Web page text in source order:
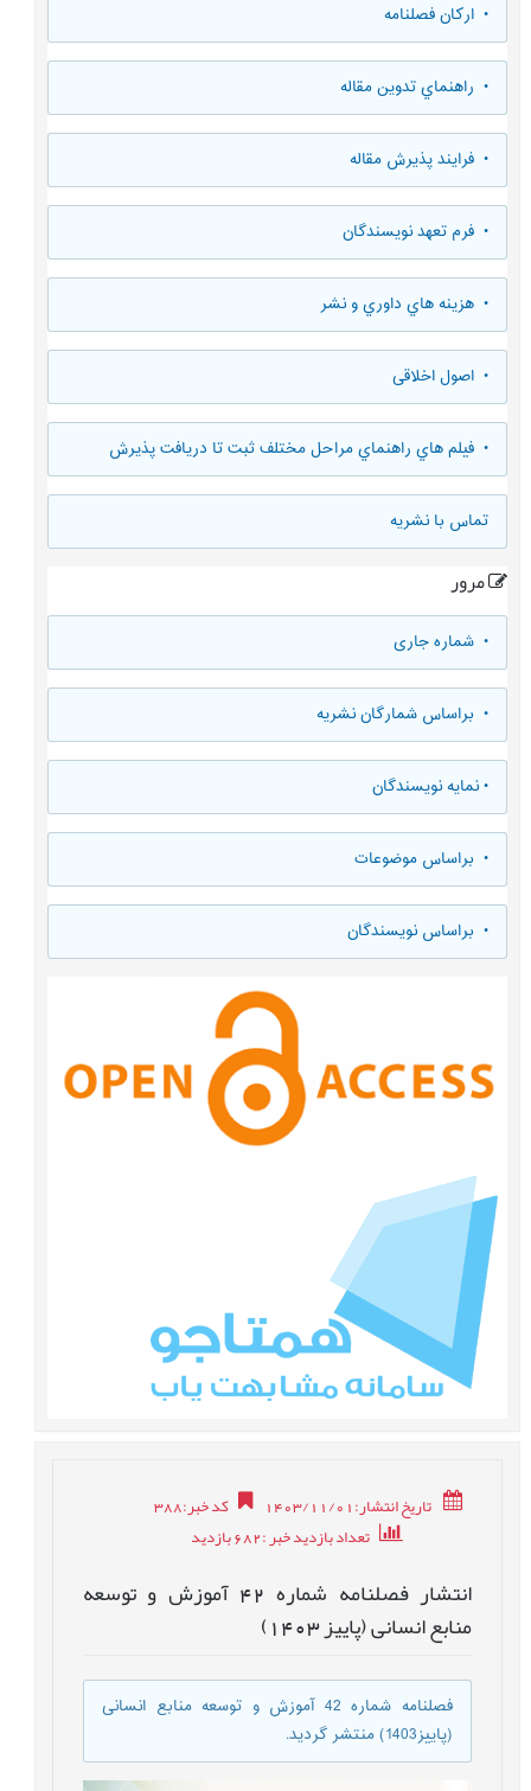
• ارکان فصلنامه
• راهنماي تدوين مقاله
• فرایند پذیرش مقاله
• فرم تعهد نويسندگان
• هزينه هاي داوري و نشر
• اصول اخلاقی
• فيلم هاي راهنماي مراحل مختلف ثبت تا دريافت پذيرش
تماس با نشریه
مرور
• شماره جاری
• براساس شمارگان نشریه
•نمایه نویسندگان
• براساس موضوعات
• براساس نویسندگان
تاریخ انتشار:1403/11/01 کد خبر:
388
تعداد بازدید خبر:682 بازدید
انتشار فصلنامه شماره 42 آموزش و توسعه
منابع انسانی (پاییز 1403)
فصلنامه شماره 42 آموزش و توسعه منابع انسانی
(پاییز1403) منتشر گردید.